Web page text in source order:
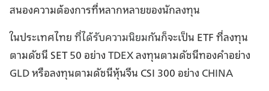
สนองความต้องการที่หลากหลายของนักลงทุน
ในประเทศไทยที่ได้รับความนิยมกันก็จะเป็น ETF ที่ลงทุน
ตามดัชนี SET 50 อย่างTDEXลงทุนตามดัชนีทองคำอย่าง
GLDหรือลงทุนตามดัชนีหุ้นจีน CSI 300 อย่าง CHINA